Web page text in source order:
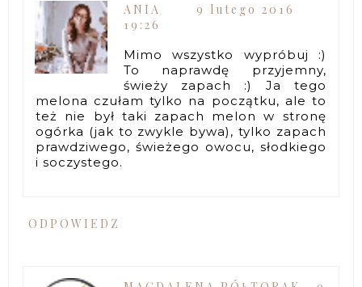
ANIA
9 lutego 2016
19:26
Mimo wszystko wypróbuj :)
To naprawdę przyjemny,
świeży zapach :) Ja tego
melona czułam tylko na początku, ale to
też nie był taki zapach melon w stronę
ogórka (jak to zwykle bywa), tylko zapach
prawdziwego, świeżego owocu, słodkiego
i soczystego.
ODPOWIEDZ